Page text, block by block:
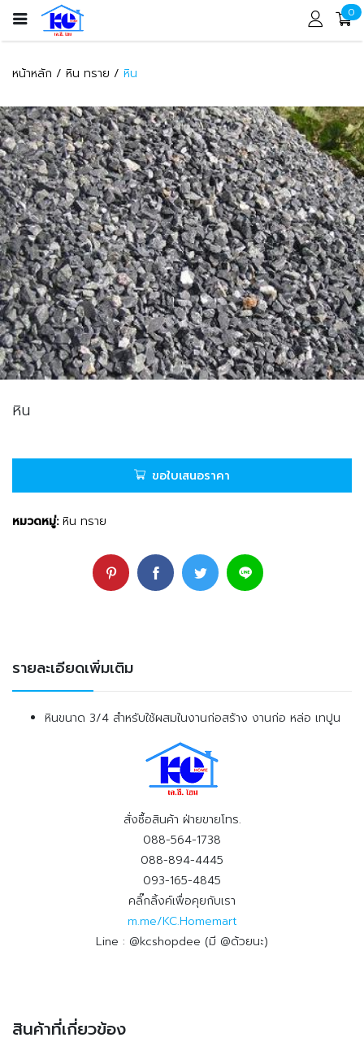
0
หน้าหลัก หิน ทราย หิน
หิน
ขอใบเสนอราคา
หมวดหมู่: หิน ทราย
รายละเอียดเพิ่มเติม
หินขนาด 3/4 สำหรับใช้ผสมในงานก่อสร้าง งานก่อ หล่อ เทปูน
สั่งซื้อสินค้า ฝ่ายขายโทร.
088-564-1738
088-894-4445
093-165-4845
คลิ๊กลิ้งค์เพื่อคุยกับเรา
m.me/KC.Homemart
Line : @kcshopdee (มี @ด้วยนะ)
สินค้าที่เกี่ยวข้อง